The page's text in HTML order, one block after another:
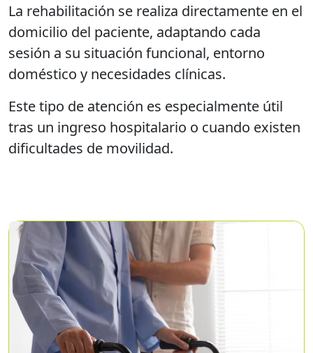
La rehabilitación se realiza directamente en el
domicilio del paciente, adaptando cada
sesión a su situación funcional, entorno
doméstico y necesidades clínicas.
Este tipo de atención es especialmente útil
tras un ingreso hospitalario o cuando existen
dificultades de movilidad.